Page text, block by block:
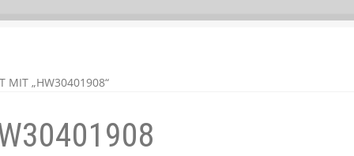
Lieferzeit & Verfügbarkeit
und Elektronikgeräte Verordnung
MIT „HW30401908“